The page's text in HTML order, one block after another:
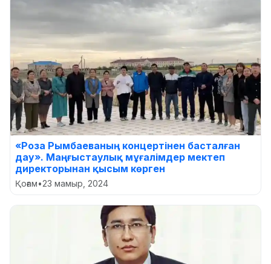
«Роза Рымбаеваның концертінен басталған
дау». Маңғыстаулық мұғалімдер мектеп
директорынан қысым көрген
Қоғам•23 мамыр, 2024